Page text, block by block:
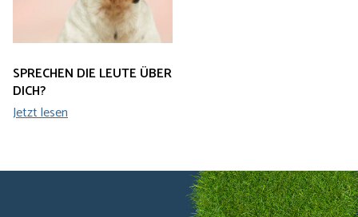
SPRECHEN DIE LEUTE ÜBER
DICH?
Jetzt lesen